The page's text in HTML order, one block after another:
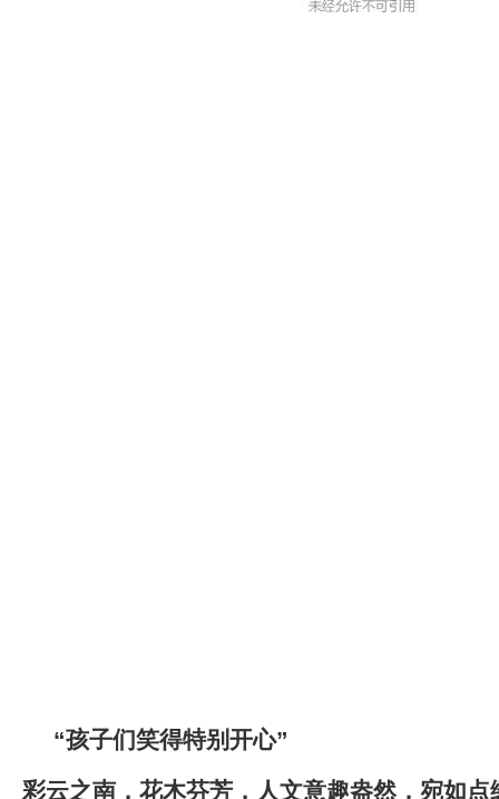
“孩子们笑得特别开心”
彩云之南，花木芬芳，人文意趣盎然，宛如